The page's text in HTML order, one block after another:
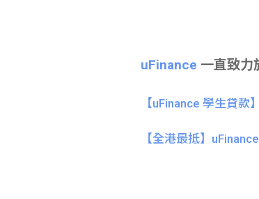
uFinance 一直致力
【uFinance 學生貸
【全港最抵】